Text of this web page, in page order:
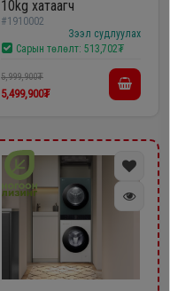
10kg хатаагч
#1910002
Зээл судлуулах
Сарын төлөлт: 513,702₮
5,999,900₮
5,499,900₮